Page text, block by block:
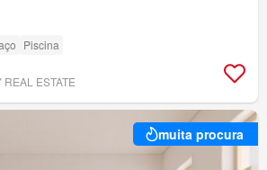
Piscina
ESTATE
muita procura